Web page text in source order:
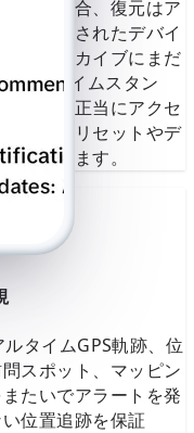
った場合、復元はア
、同期されたデバイ
るアーカイブにまだ
は、タイムスタン
など、正当にアクセ
援し、リセットやデ
うにします。
タイムGPS軌跡、位
スポット、マッピン
たいでアラートを発
位置追跡を保証